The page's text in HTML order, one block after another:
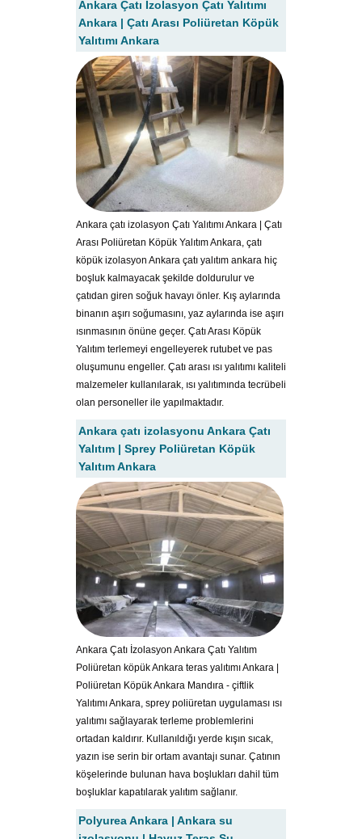
Ankara Çatı İzolasyon Çatı Yalıtımı
Ankara | Çatı Arası Poliüretan Köpük
Yalıtımı Ankara
Ankara çatı izolasyon Çatı Yalıtımı Ankara | Çatı
Arası Poliüretan Köpük Yalıtım Ankara, çatı
köpük izolasyon Ankara çatı yalıtım ankara hiç
boşluk kalmayacak şekilde doldurulur ve
çatıdan giren soğuk havayı önler. Kış aylarında
binanın aşırı soğumasını, yaz aylarında ise aşırı
ısınmasının önüne geçer. Çatı Arası Köpük
Yalıtım terlemeyi engelleyerek rutubet ve pas
oluşumunu engeller. Çatı arası ısı yalıtımı kaliteli
malzemeler kullanılarak, ısı yalıtımında tecrübeli
olan personeller ile yapılmaktadır.
Ankara çatı izolasyonu Ankara Çatı
Yalıtım | Sprey Poliüretan Köpük
Yalıtım Ankara
Ankara Çatı İzolasyon Ankara Çatı Yalıtım
Poliüretan köpük Ankara teras yalıtımı Ankara |
Poliüretan Köpük Ankara Mandıra - çiftlik
Yalıtımı Ankara, sprey poliüretan uygulaması ısı
yalıtımı sağlayarak terleme problemlerini
ortadan kaldırır. Kullanıldığı yerde kışın sıcak,
yazın ise serin bir ortam avantajı sunar. Çatının
köşelerinde bulunan hava boşlukları dahil tüm
boşluklar kapatılarak yalıtım sağlanır.
Polyurea Ankara | Ankara su